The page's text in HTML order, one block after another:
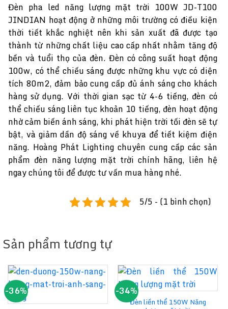
Đèn pha led năng lượng mặt trời 100W JD-T100
JINDIAN hoạt động ở những môi trường có điều kiện
thời tiết khắc nghiệt nên khi sản xuất đã được tạo
thành từ những chất liệu cao cấp nhất nhằm tăng độ
bền và tuổi thọ của đèn. Đèn có công suất hoạt động
100w, có thể chiếu sáng được những khu vực có diện
tích 80m2, đảm bảo cung cấp đủ ánh sáng cho khách
hàng sử dụng. Với thời gian sạc từ 4-6 tiếng, đèn có
thể chiếu sáng liên tục khoản 10 tiếng, đèn hoạt động
nhờ cảm biến ánh sáng, khi phát hiện trời tối đèn sẽ tự
bật, và giảm dần độ sáng về khuya để tiết kiệm điện
năng. Hoàng Phát Lighting chuyên cung cấp các sản
phẩm đèn năng lượng mặt trời chính hãng, liên hệ
ngay chúng tôi để được tư vấn mua hàng nhé.
5/5 - (1 bình chọn)
Sản phẩm tương tự
-36% -34%
Đèn liền thể 150W Năng